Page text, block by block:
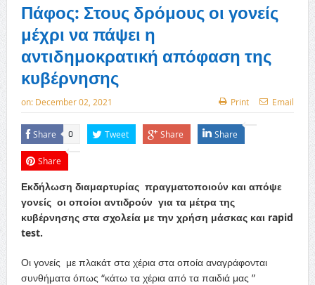
Πάφος: Στους δρόμους οι γονείς
μέχρι να πάψει η
αντιδημοκρατική απόφαση της
κυβέρνησης
on: December 02, 2021 Print Email
Share 0 Tweet Share Share
Share
Εκδήλωση διαμαρτυρίας πραγματοποιούν και απόψε
γονείς οι οποίοι αντιδρούν για τα μέτρα της
κυβέρνησης στα σχολεία με την χρήση μάσκας και rapid
test.
Οι γονείς με πλακάτ στα χέρια στα οποία αναγράφονται
συνθήματα όπως “κάτω τα χέρια από τα παιδιά μας ”